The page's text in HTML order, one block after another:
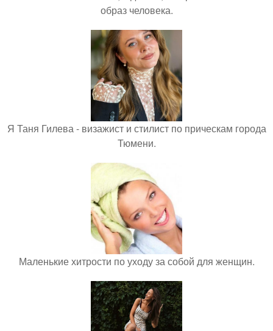
образ человека.
Я Таня Гилева - визажист и стилист по прическам города
Тюмени.
Маленькие хитрости по уходу за собой для женщин.